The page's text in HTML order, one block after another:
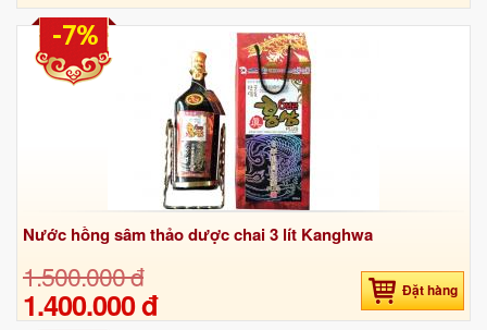
Nước hồng sâm thảo dược chai 3 lít Kanghwa
1.500.000 đ
1.400.000 đ Đặt hàng
-7%